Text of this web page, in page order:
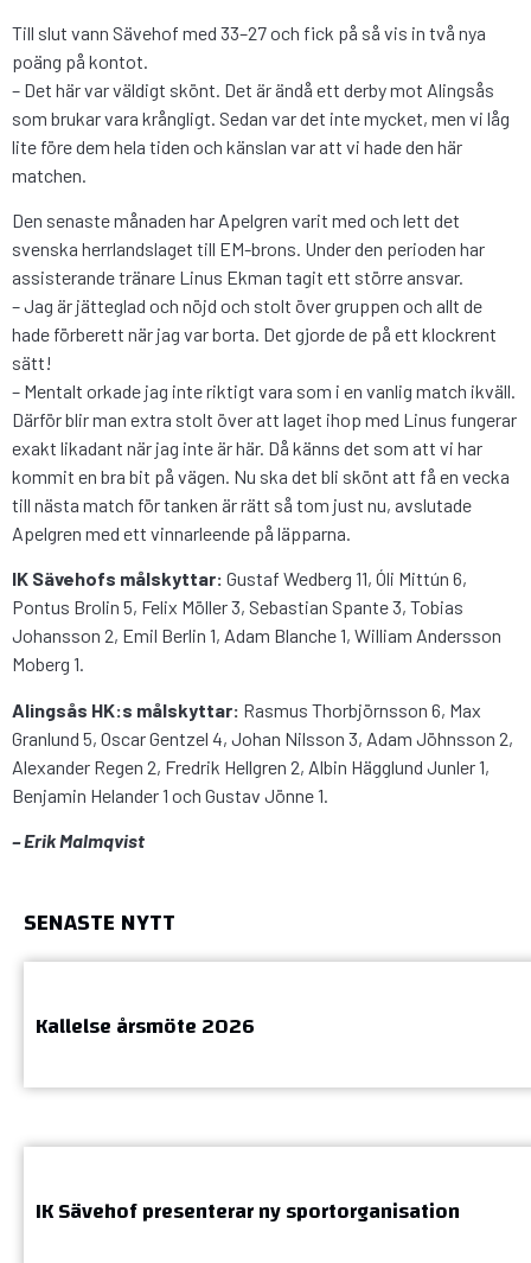
Till slut vann Sävehof med 33–27 och fick på så vis in två nya
poäng på kontot.
– Det här var väldigt skönt. Det är ändå ett derby mot Alingsås
som brukar vara krångligt. Sedan var det inte mycket, men vi låg
lite före dem hela tiden och känslan var att vi hade den här
matchen.
Den senaste månaden har Apelgren varit med och lett det
svenska herrlandslaget till EM-brons. Under den perioden har
assisterande tränare Linus Ekman tagit ett större ansvar.
– Jag är jätteglad och nöjd och stolt över gruppen och allt de
hade förberett när jag var borta. Det gjorde de på ett klockrent
sätt!
– Mentalt orkade jag inte riktigt vara som i en vanlig match ikväll.
Därför blir man extra stolt över att laget ihop med Linus fungerar
exakt likadant när jag inte är här. Då känns det som att vi har
kommit en bra bit på vägen. Nu ska det bli skönt att få en vecka
till nästa match för tanken är rätt så tom just nu, avslutade
Apelgren med ett vinnarleende på läpparna.
IK Sävehofs målskyttar: Gustaf Wedberg 11, Óli Mittún 6,
Pontus Brolin 5, Felix Möller 3, Sebastian Spante 3, Tobias
Johansson 2, Emil Berlin 1, Adam Blanche 1, William Andersson
Moberg 1.
Alingsås HK:s målskyttar: Rasmus Thorbjörnsson 6, Max
Granlund 5, Oscar Gentzel 4, Johan Nilsson 3, Adam Jöhnsson 2,
Alexander Regen 2, Fredrik Hellgren 2, Albin Hägglund Junler 1,
Benjamin Helander 1 och Gustav Jönne 1.
– Erik Malmqvist
SENASTE NYTT
Kallelse årsmöte 2026
IK Sävehof presenterar ny sportorganisation